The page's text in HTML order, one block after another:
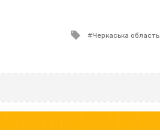
ВІСІМНАДЦЯТЬ ТРИ НУЛІ
ВІСІМНАДЦЯТЬ ТРИ НУЛІ
Tagged
Черкаська область